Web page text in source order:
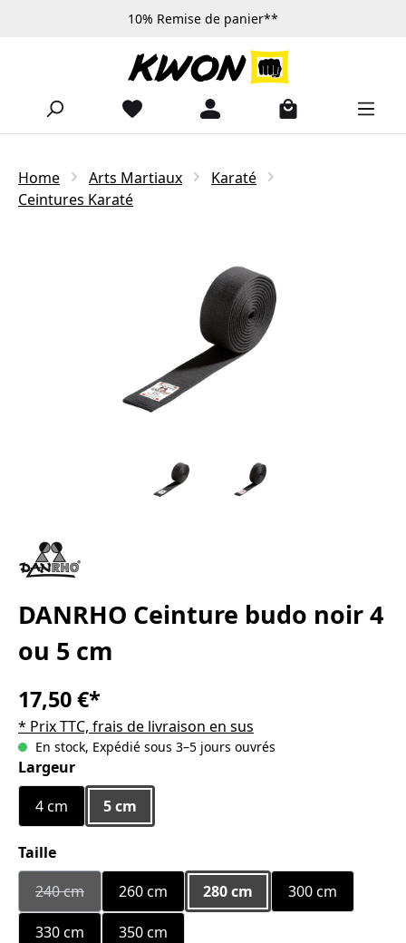
Passer au contenu principal10% Remise de panier**
Home Arts Martiaux
Karaté
Ceintures Karaté
DANRHO Ceinture budo noir 4
ou 5 cm
17,50 €*
* Prix TTC, frais de livraison en sus
En stock, Expédié sous 3–5 jours ouvrés
Sélectionnez
Largeur
4 cm
5 cm
Sélectionnez
Taille
240 cm(Cette option n'est pas disponible pour le moment.)
260 cm 280 cm 300 cm
330 cm 350 cm